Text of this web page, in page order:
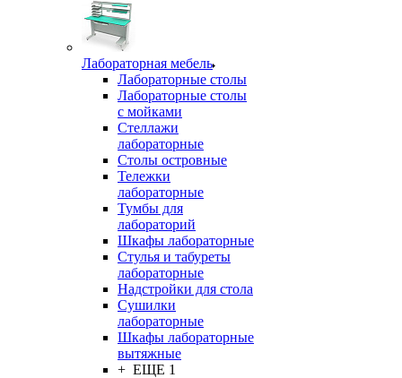
Лабораторная мебель
Лабораторные столы
Лабораторные столы
с мойками
Стеллажи
лабораторные
Столы островные
Тележки
лабораторные
Тумбы для
лабораторий
Шкафы лабораторные
Стулья и табуреты
лабораторные
Надстройки для стола
Сушилки
лабораторные
Шкафы лабораторные
вытяжные
+ ЕЩЕ 1